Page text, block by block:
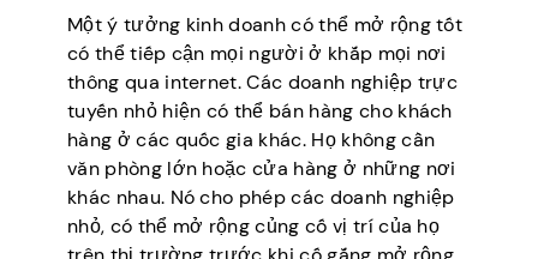
Một ý tưởng kinh doanh có thể mở rộng tốt
có thể tiếp cận mọi người ở khắp mọi nơi
thông qua internet. Các doanh nghiệp trực
tuyến nhỏ hiện có thể bán hàng cho khách
hàng ở các quốc gia khác. Họ không cần
văn phòng lớn hoặc cửa hàng ở những nơi
khác nhau. Nó cho phép các doanh nghiệp
nhỏ, có thể mở rộng củng cố vị trí của họ